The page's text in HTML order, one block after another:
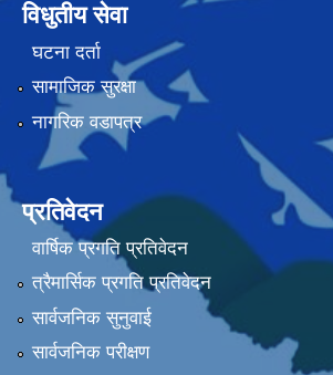
विधुतीय सेवा
घटना दर्ता
सामाजिक सुरक्षा
नागरिक वडापत्र
प्रतिवेदन
वार्षिक प्रगति प्रतिवेदन
त्रैमार्सिक प्रगति प्रतिवेदन
सार्वजनिक सुनुवाई
सार्वजनिक परीक्षण